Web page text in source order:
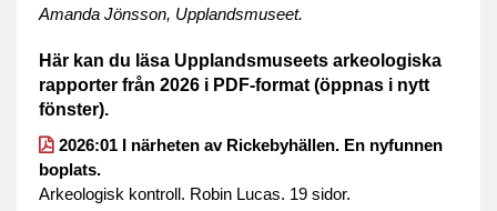
Amanda Jönsson, Upplandsmuseet.
Här kan du läsa Upplandsmuseets arkeologiska
rapporter från 2026 i PDF-format (öppnas i nytt
fönster).
2026:01 I närheten av Rickebyhällen. En nyfunnen
boplats.
Arkeologisk kontroll. Robin Lucas. 19 sidor.